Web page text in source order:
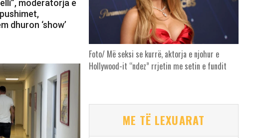
moderatorja e
dhuron ‘show’
Foto/ Më seksi se kurrë, aktorja e njohur e
Hollywood-it “ndez” rrjetin me setin e fundit
ME TË LEXUARAT